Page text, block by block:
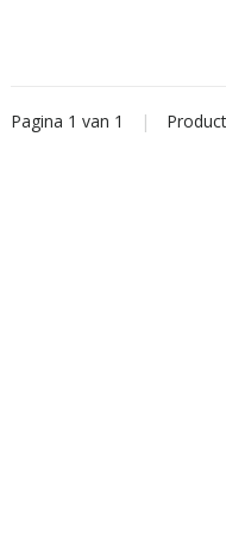
Pagina 1 van 1 |